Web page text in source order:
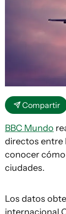
Compartir
BBC Mundo
directos entre
conocer cómo
ciudades.
Los datos